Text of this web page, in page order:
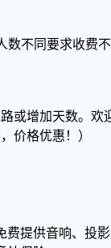
不同要求收费
或增加天数。
价格优惠！）
提供音响、投